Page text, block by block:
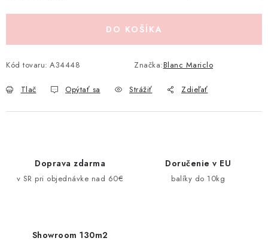
DO KOŠÍKA
Kód tovaru: A34448 Značka:Blanc Mariclo
Tlač Opýtať sa Strážiť Zdieľať
Doprava zdarma
v SR pri objednávke nad 60€
Doručenie v EU
balíky do 10kg
Showroom 130m2